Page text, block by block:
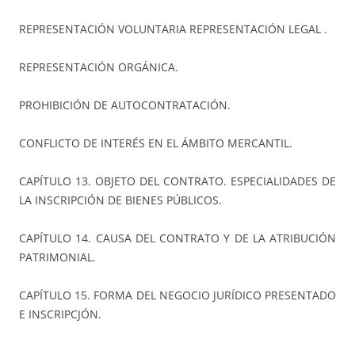
REPRESENTACIÓN VOLUNTARIA REPRESENTACIÓN LEGAL .
REPRESENTACIÓN ORGÁNICA.
PROHIBICIÓN DE AUTOCONTRATACIÓN.
CONFLICTO DE INTERÉS EN EL ÁMBITO MERCANTIL.
CAPÍTULO 13. OBJETO DEL CONTRATO. ESPECIALIDADES DE
LA INSCRIPCIÓN DE BIENES PÚBLICOS.
CAPÍTULO 14. CAUSA DEL CONTRATO Y DE LA ATRIBUCIÓN
PATRIMONIAL.
CAPÍTULO 15. FORMA DEL NEGOCIO JURÍDICO PRESENTADO
E INSCRIPCJÓN.